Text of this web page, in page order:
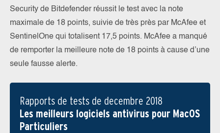
Security de Bitdefender réussit le test avec la note
maximale de 18 points, suivie de très près par McAfee et
SentinelOne qui totalisent 17,5 points. McAfee a manqué
de remporter la meilleure note de 18 points à cause d’une
seule fausse alerte.
Rapports de tests de decembre 2018
Les meilleurs logiciels antivirus pour MacOS
Particuliers